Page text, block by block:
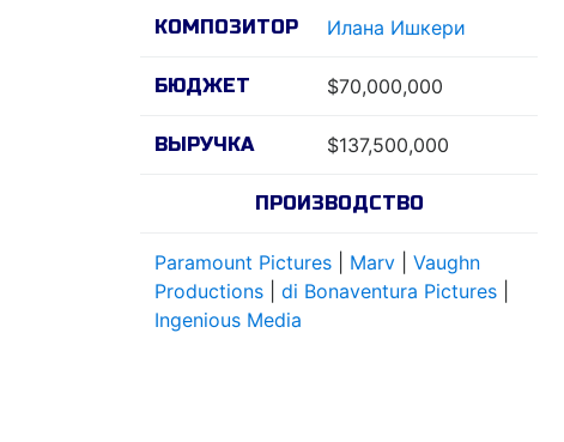
КОМПОЗИТОР Илана Ишкери
БЮДЖЕТ $70,000,000
ВЫРУЧКА $137,500,000
ПРОИЗВОДСТВО
Paramount Pictures Marv
Vaughn
Productions
di Bonaventura Pictures
Ingenious Media